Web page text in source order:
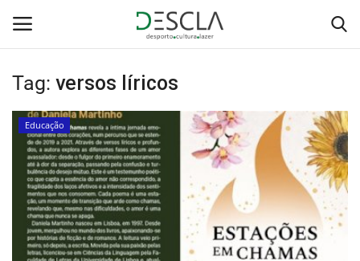
Login Registar
Home
...by Descla
Desporto
Tag: versos líricos
Educação